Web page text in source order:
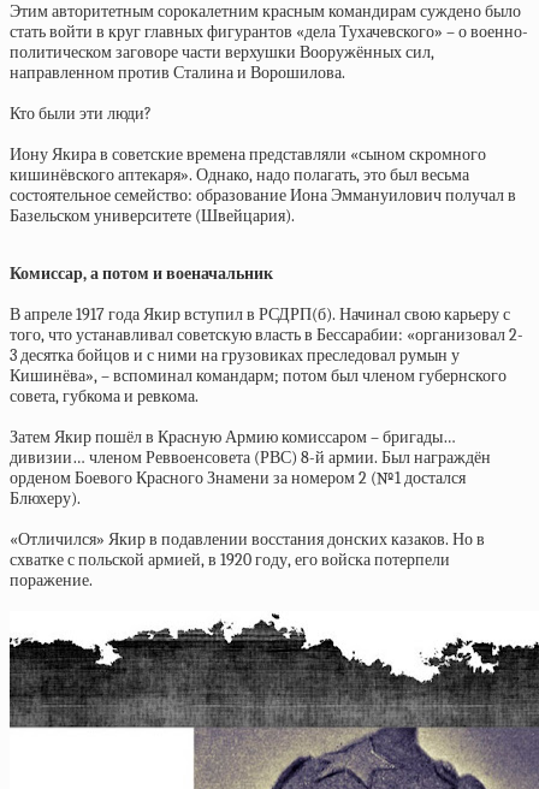
Этим авторитетным сорокалетним красным командирам суждено было
стать войти в круг главных фигурантов «дела Тухачевского» – о военно-
политическом заговоре части верхушки Вооружённых сил,
направленном против Сталина и Ворошилова.
Кто были эти люди?
Иону Якира в советские времена представляли «сыном скромного
кишинёвского аптекаря». Однако, надо полагать, это был весьма
состоятельное семейство: образование Иона Эммануилович получал в
Базельском университете (Швейцария).
Комиссар, а потом и военачальник
В апреле 1917 года Якир вступил в РСДРП(б). Начинал свою карьеру с
того, что устанавливал советскую власть в Бессарабии: «организовал 2-
3 десятка бойцов и с ними на грузовиках преследовал румын у
Кишинёва», – вспоминал командарм; потом был членом губернского
совета, губкома и ревкома.
Затем Якир пошёл в Красную Армию комиссаром – бригады…
дивизии… членом Реввоенсовета (РВС) 8-й армии. Был награждён
орденом Боевого Красного Знамени за номером 2 (№1 достался
Блюхеру).
«Отличился» Якир в подавлении восстания донских казаков. Но в
схватке с польской армией, в 1920 году, его войска потерпели
поражение.